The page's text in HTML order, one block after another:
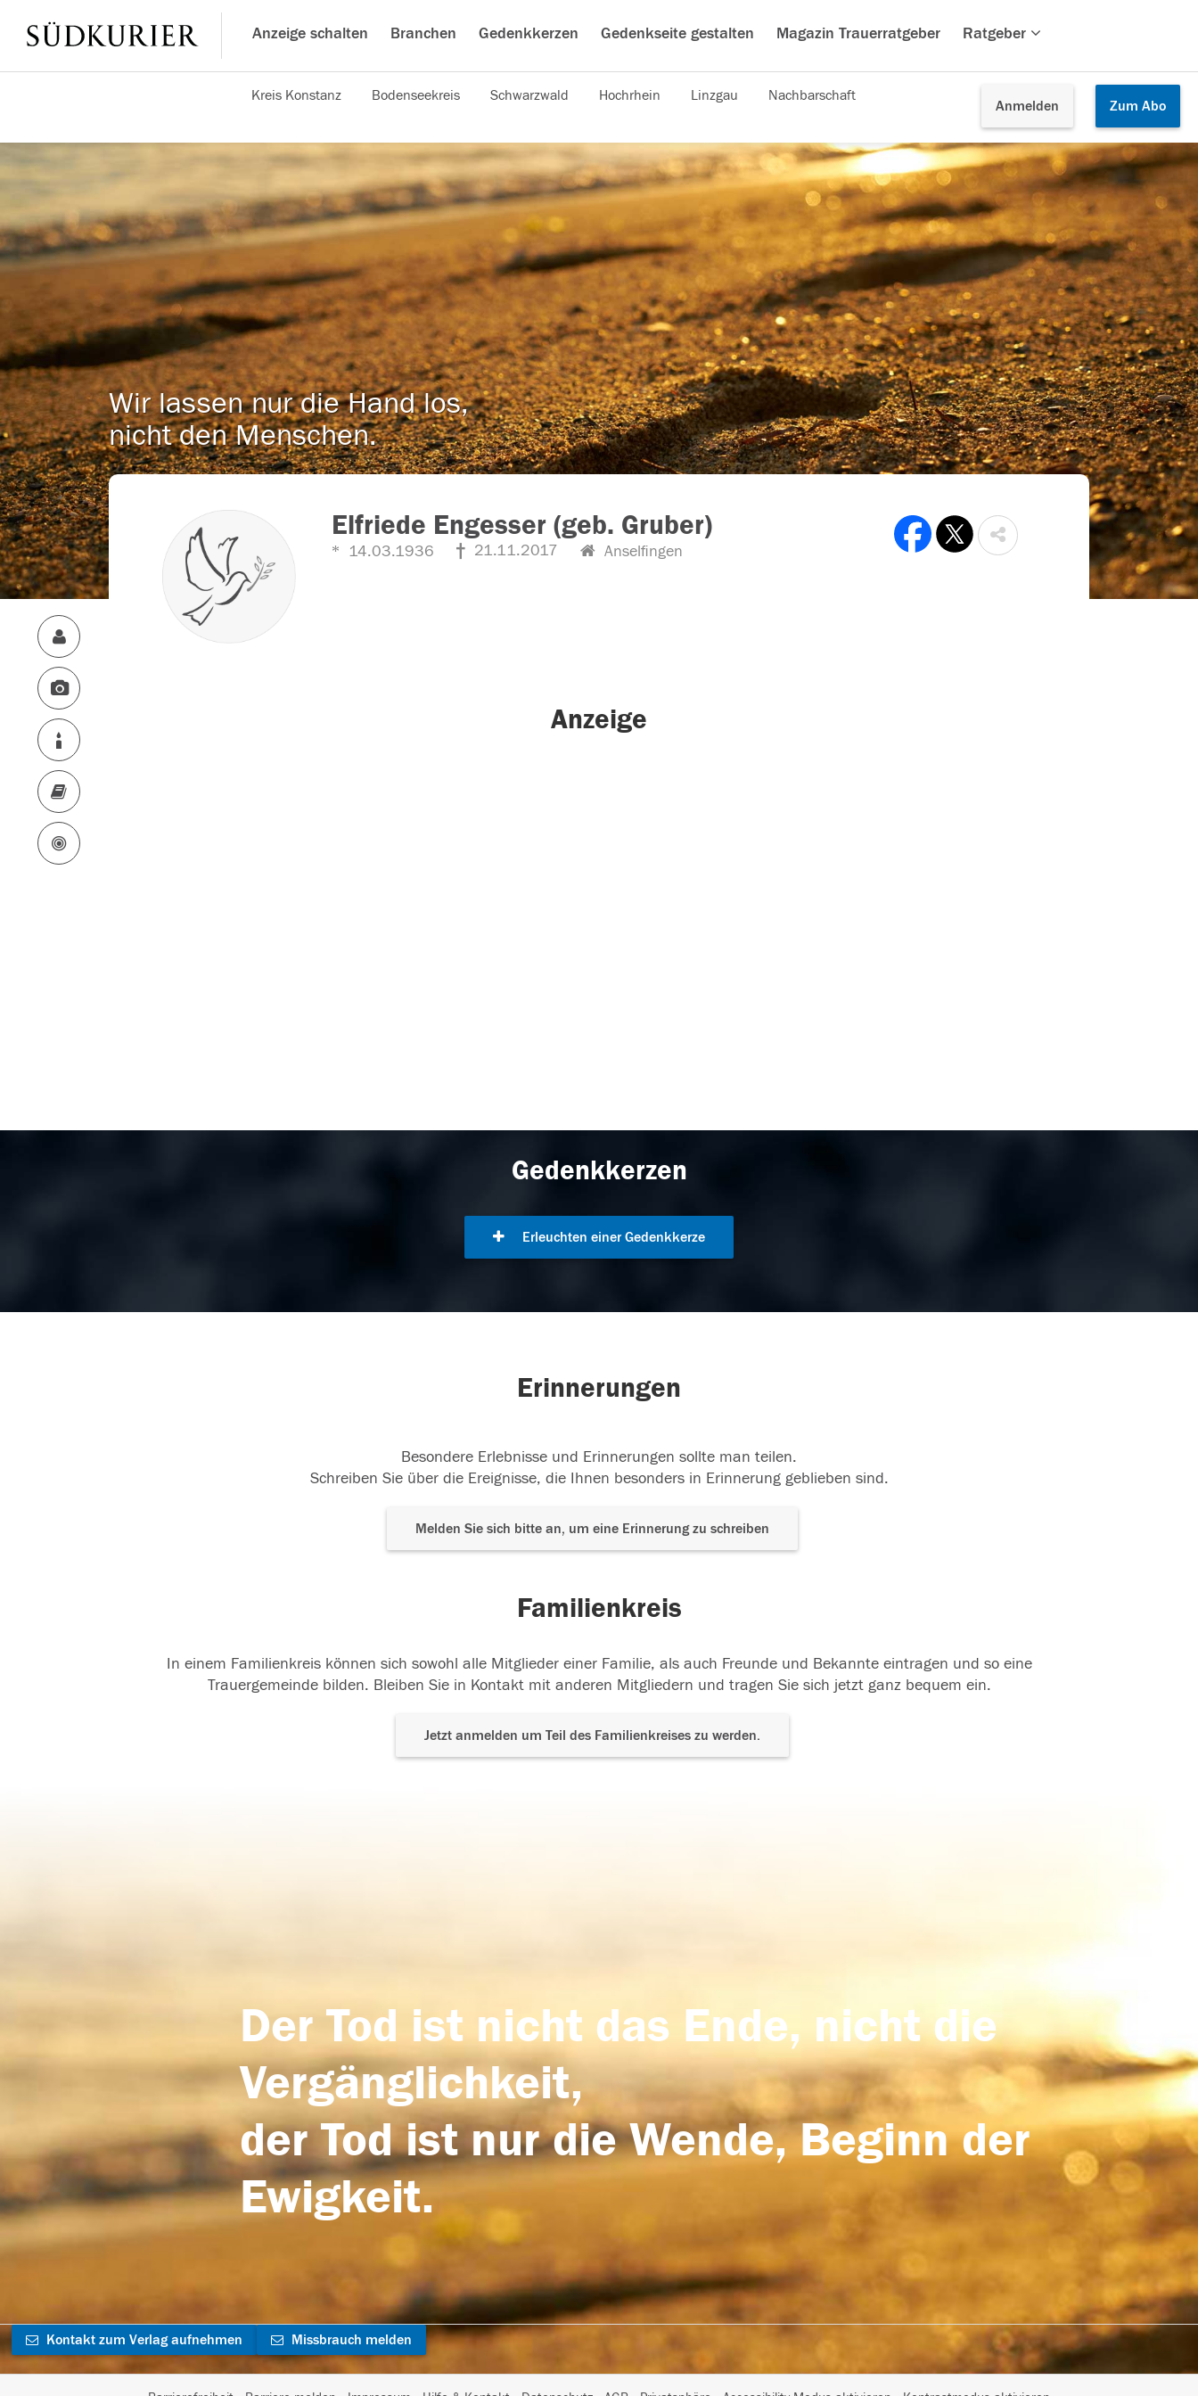
Anzeige schalten Branchen Gedenkkerzen Gedenkseite gestalten Magazin Trauerratgeber Ratgeber
Anmelden Zum Abo
Kreis Konstanz Bodenseekreis Schwarzwald Hochrhein Linzgau Nachbarschaft
Wir lassen nur die Hand los,
nicht den Menschen.
Elfriede Engesser (geb. Gruber)
14.03.1936 21.11.2017 Anselfingen
Anzeige
Gedenkkerzen
Erleuchten einer Gedenkkerze
Erinnerungen
Besondere Erlebnisse und Erinnerungen sollte man teilen.
Schreiben Sie über die Ereignisse, die Ihnen besonders in Erinnerung geblieben sind.
Melden Sie sich bitte an, um eine Erinnerung zu schreiben
Familienkreis
In einem Familienkreis können sich sowohl alle Mitglieder einer Familie, als auch Freunde und Bekannte eintragen und so eine
Trauergemeinde bilden. Bleiben Sie in Kontakt mit anderen Mitgliedern und tragen Sie sich jetzt ganz bequem ein.
Jetzt anmelden um Teil des Familienkreises zu werden.
Der Tod ist nicht das Ende, nicht die
Vergänglichkeit,
der Tod ist nur die Wende, Beginn der
Ewigkeit.
Kontakt zum Verlag aufnehmen Missbrauch melden